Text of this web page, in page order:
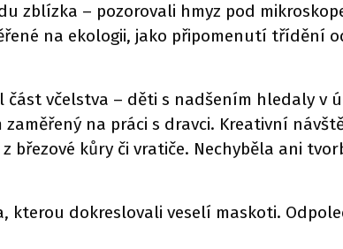
– pozorovali hmyz pod
na ekologii, jako připomenutí třídění
část včelstva – děti s nadšením hledaly v
na práci s dravci. Kreativní
kůry či vratiče. Nechyběla ani
dokreslovali veselí maskoti.